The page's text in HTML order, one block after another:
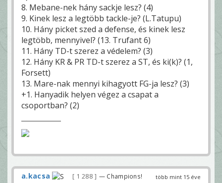
8. Mebane-nek hány sackje lesz? (4)
9. Kinek lesz a legtöbb tackle-je? (L.Tatupu)
10. Hány picket szed a defense, és kinek lesz
legtöbb, mennyivel? (13. Trufant 6)
11. Hány TD-t szerez a védelem? (3)
12. Hány KR & PR TD-t szerez a ST, és ki(k)? (1,
Forsett)
13. Mare-nak mennyi kihagyott FG-ja lesz? (3)
+1. Hanyadik helyen végez a csapat a
csoportban? (2)
több mint 15 éve
a.kacsa 1 288 — Champions!